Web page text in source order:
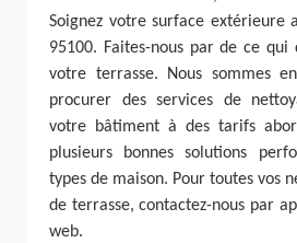
Soignez votre surface extérieure
95100. Faites-nous par de ce
votre terrasse. Nous sommes
procurer des services de
votre bâtiment à des tarifs
plusieurs bonnes solutions
types de maison. Pour toutes vos
de terrasse, contactez-nous par
web.